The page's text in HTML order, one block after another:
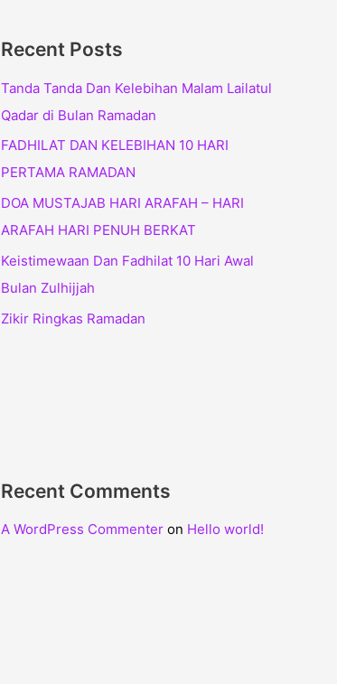
Recent Posts
Tanda Tanda Dan Kelebihan Malam Lailatul
Qadar di Bulan Ramadan
FADHILAT DAN KELEBIHAN 10 HARI
PERTAMA RAMADAN
DOA MUSTAJAB HARI ARAFAH – HARI
ARAFAH HARI PENUH BERKAT
Keistimewaan Dan Fadhilat 10 Hari Awal
Bulan Zulhijjah
Zikir Ringkas Ramadan
Recent Comments
A WordPress Commenter on Hello world!